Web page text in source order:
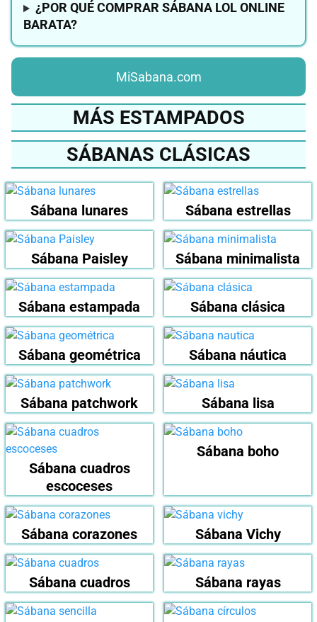
¿POR QUÉ COMPRAR SÁBANA LOL ONLINE
BARATA?
MiSabana.com
MÁS ESTAMPADOS
SÁBANAS CLÁSICAS
Sábana lunares Sábana estrellas
Sábana Paisley Sábana minimalista
Sábana estampada Sábana clásica
Sábana geométrica Sábana náutica
Sábana patchwork Sábana lisa
Sábana cuadros
escoceses
Sábana boho
Sábana corazones Sábana Vichy
Sábana cuadros Sábana rayas